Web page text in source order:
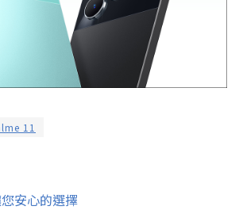
11
安心的選擇